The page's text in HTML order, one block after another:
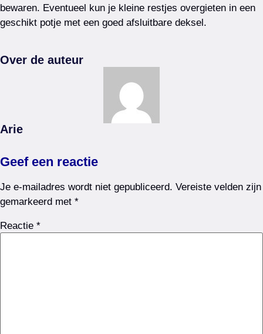
bewaren. Eventueel kun je kleine restjes overgieten in een
geschikt potje met een goed afsluitbare deksel.
Over de auteur
Arie
Geef een reactie
Je e-mailadres wordt niet gepubliceerd. Vereiste velden zijn
gemarkeerd met *
Reactie *